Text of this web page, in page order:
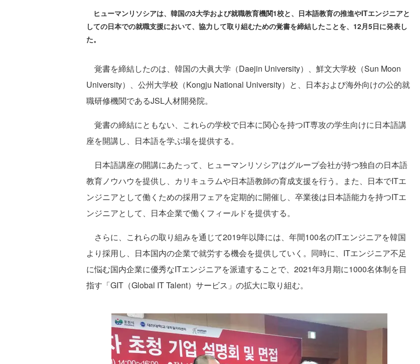
ヒューマンリソシアは、韓国の3大学および就職教育機関1校と、日本語教育の推進やITエンジニアと
しての日本での就職支援において、協力して取り組むための覚書を締結したことを、12月5日に発表し
た。
覚書を締結したのは、韓国の大眞大学（Daejin University）、鮮文大学校（Sun Moon
University）、公州大学校（Kongju National University）と、日本および海外向けの公的就
職研修機関であるJSL人材開発院。
覚書の締結にともない、これらの学校で日本に関心を持つIT専攻の学生向けに日本語講
座を開講し、日本語を学ぶ場を提供する。
日本語講座の開講にあたって、ヒューマンリソシアはグループ会社が持つ独自の日本語
教育ノウハウを提供し、カリキュラムや日本語教師の育成支援を行う。また、日本でITエ
ンジニアとして働くための採用フェアを定期的に開催し、卒業後は日本語能力を持つITエ
ンジニアとして、日本企業で働くフィールドを提供する。
さらに、これらの取り組みを通じて2019年以降には、年間100名のITエンジニアを韓国
より採用し、日本国内の企業で就労する機会を提供していく。同時に、ITエンジニア不足
に悩む国内企業に優秀なITエンジニアを派遣することで、2021年3月期に1000名体制を目
指す「GIT（Global IT Talent）サービス」の拡大に取り組む。